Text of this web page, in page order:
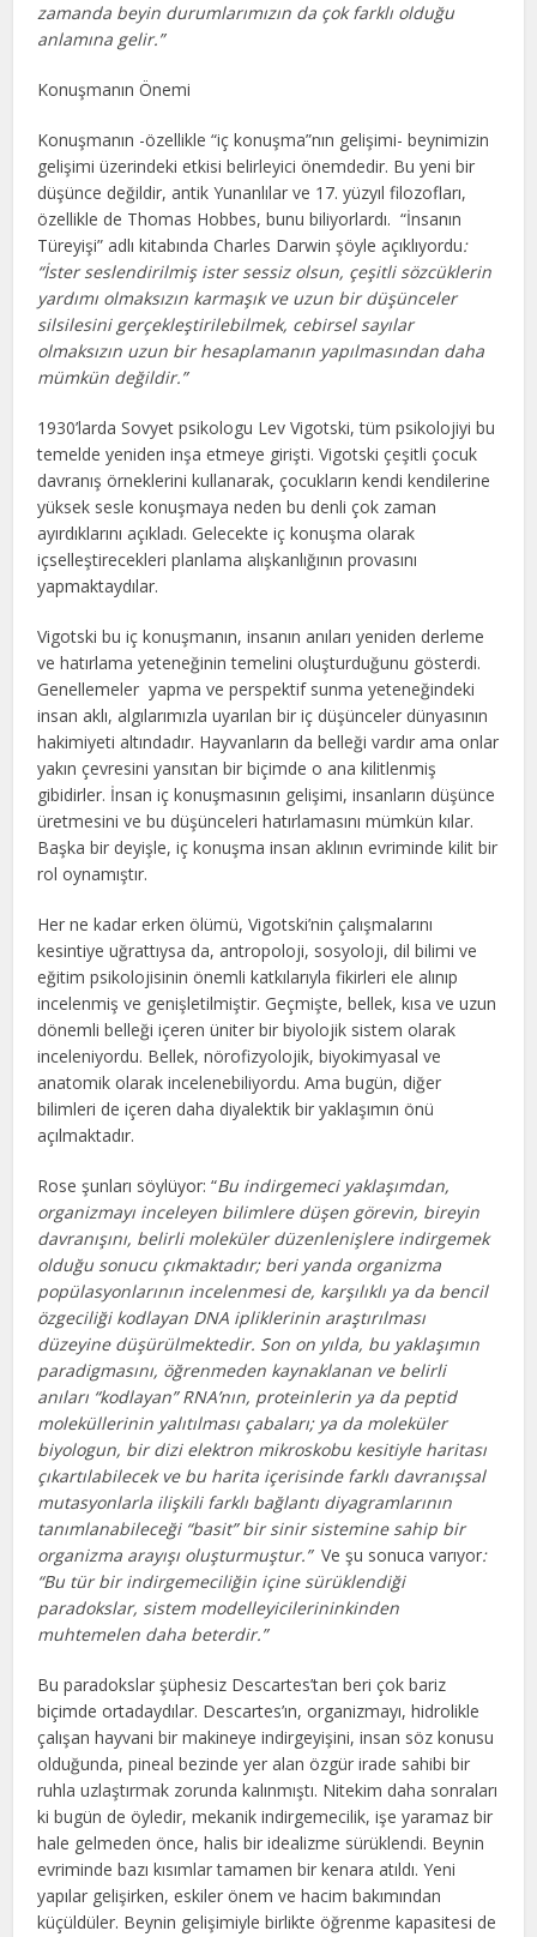
zamanda beyin durumlarımızın da çok farklı olduğu
anlamına gelir.”
Konuşmanın Önemi
Konuşmanın -özellikle “iç konuşma”nın gelişimi- beynimizin
gelişimi üzerindeki etkisi belirleyici önemdedir. Bu yeni bir
düşünce değildir, antik Yunanlılar ve 17. yüzyıl filozofları,
özellikle de Thomas Hobbes, bunu biliyorlardı. “İnsanın
Türeyişi” adlı kitabında Charles Darwin şöyle açıklıyordu:
“İster seslendirilmiş ister sessiz olsun, çeşitli sözcüklerin
yardımı olmaksızın karmaşık ve uzun bir düşünceler
silsilesini gerçekleştirilebilmek, cebirsel sayılar
olmaksızın uzun bir hesaplamanın yapılmasından daha
mümkün değildir.”
1930’larda Sovyet psikologu Lev Vigotski, tüm psikolojiyi bu
temelde yeniden inşa etmeye girişti. Vigotski çeşitli çocuk
davranış örneklerini kullanarak, çocukların kendi kendilerine
yüksek sesle konuşmaya neden bu denli çok zaman
ayırdıklarını açıkladı. Gelecekte iç konuşma olarak
içselleştirecekleri planlama alışkanlığının provasını
yapmaktaydılar.
Vigotski bu iç konuşmanın, insanın anıları yeniden derleme
ve hatırlama yeteneğinin temelini oluşturduğunu gösterdi.
Genellemeler yapma ve perspektif sunma yeteneğindeki
insan aklı, algılarımızla uyarılan bir iç düşünceler dünyasının
hakimiyeti altındadır. Hayvanların da belleği vardır ama onlar
yakın çevresini yansıtan bir biçimde o ana kilitlenmiş
gibidirler. İnsan iç konuşmasının gelişimi, insanların düşünce
üretmesini ve bu düşünceleri hatırlamasını mümkün kılar.
Başka bir deyişle, iç konuşma insan aklının evriminde kilit bir
rol oynamıştır.
Her ne kadar erken ölümü, Vigotski’nin çalışmalarını
kesintiye uğrattıysa da, antropoloji, sosyoloji, dil bilimi ve
eğitim psikolojisinin önemli katkılarıyla fikirleri ele alınıp
incelenmiş ve genişletilmiştir. Geçmişte, bellek, kısa ve uzun
dönemli belleği içeren üniter bir biyolojik sistem olarak
inceleniyordu. Bellek, nörofizyolojik, biyokimyasal ve
anatomik olarak incelenebiliyordu. Ama bugün, diğer
bilimleri de içeren daha diyalektik bir yaklaşımın önü
açılmaktadır.
Rose şunları söylüyor: “Bu indirgemeci yaklaşımdan,
organizmayı inceleyen bilimlere düşen görevin, bireyin
davranışını, belirli moleküler düzenlenişlere indirgemek
olduğu sonucu çıkmaktadır; beri yanda organizma
popülasyonlarının incelenmesi de, karşılıklı ya da bencil
özgeciliği kodlayan DNA ipliklerinin araştırılması
düzeyine düşürülmektedir. Son on yılda, bu yaklaşımın
paradigmasını, öğrenmeden kaynaklanan ve belirli
anıları “kodlayan” RNA’nın, proteinlerin ya da peptid
moleküllerinin yalıtılması çabaları; ya da moleküler
biyologun, bir dizi elektron mikroskobu kesitiyle haritası
çıkartılabilecek ve bu harita içerisinde farklı davranışsal
mutasyonlarla ilişkili farklı bağlantı diyagramlarının
tanımlanabileceği “basit” bir sinir sistemine sahip bir
organizma arayışı oluşturmuştur.”Ve şu sonuca varıyor:
“Bu tür bir indirgemeciliğin içine sürüklendiği
paradokslar, sistem modelleyicilerininkinden
muhtemelen daha beterdir.”
Bu paradokslar şüphesiz Descartes’tan beri çok bariz
biçimde ortadaydılar. Descartes’ın, organizmayı, hidrolikle
çalışan hayvani bir makineye indirgeyişini, insan söz konusu
olduğunda, pineal bezinde yer alan özgür irade sahibi bir
ruhla uzlaştırmak zorunda kalınmıştı. Nitekim daha sonraları
ki bugün de öyledir, mekanik indirgemecilik, işe yaramaz bir
hale gelmeden önce, halis bir idealizme sürüklendi. Beynin
evriminde bazı kısımlar tamamen bir kenara atıldı. Yeni
yapılar gelişirken, eskiler önem ve hacim bakımından
küçüldüler. Beynin gelişimiyle birlikte öğrenme kapasitesi de